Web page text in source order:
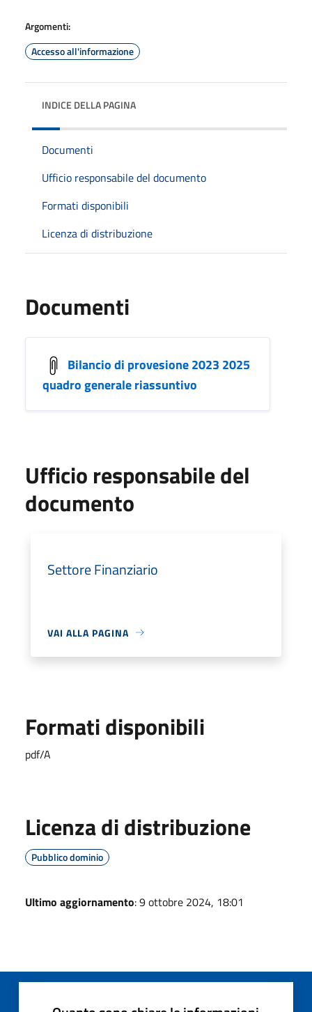
Argomenti:
Accesso all'informazione
INDICE DELLA PAGINA
Documenti
Ufficio responsabile del documento
Formati disponibili
Licenza di distribuzione
Documenti
Bilancio di provesione 2023 2025
quadro generale riassuntivo
Ufficio responsabile del
documento
Settore Finanziario
VAI ALLA PAGINA
Formati disponibili
pdf/A
Licenza di distribuzione
Pubblico dominio
Ultimo aggiornamento: 9 ottobre 2024, 18:01